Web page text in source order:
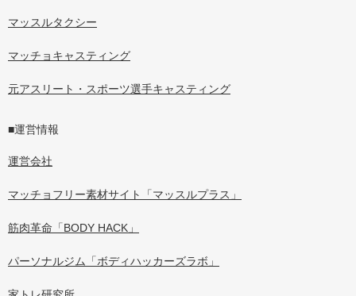
マッスルタクシー
マッチョキャスティング
元アスリート・スポーツ選手キャスティング
■運営情報
運営会社
マッチョフリー素材サイト「マッスルプラス」
筋肉革命「BODY HACK」
パーソナルジム「ボディハッカーズラボ」